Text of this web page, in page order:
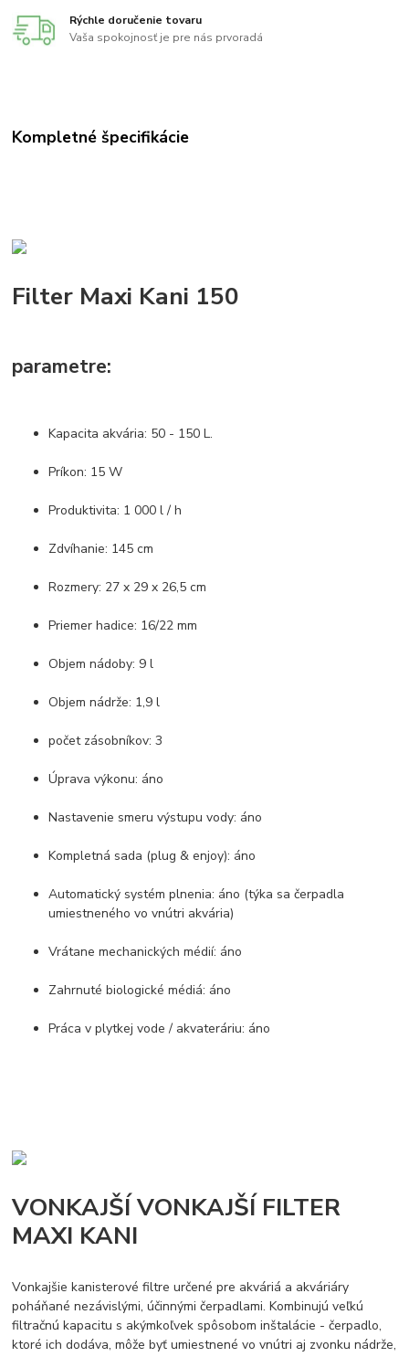
Rýchle doručenie tovaru
Vaša spokojnosť je pre nás prvoradá
Kompletné špecifikácie
Filter Maxi Kani 150
parametre:
Kapacita akvária: 50 - 150 L.
Príkon: 15 W
Produktivita: 1 000 l / h
Zdvíhanie: 145 cm
Rozmery: 27 x 29 x 26,5 cm
Priemer hadice: 16/22 mm
Objem nádoby: 9 l
Objem nádrže: 1,9 l
počet zásobníkov: 3
Úprava výkonu: áno
Nastavenie smeru výstupu vody: áno
Kompletná sada (plug & enjoy): áno
Automatický systém plnenia: áno (týka sa čerpadla
umiestneného vo vnútri akvária)
Vrátane mechanických médií: áno
Zahrnuté biologické médiá: áno
Práca v plytkej vode / akvateráriu: áno
VONKAJŠÍ VONKAJŠÍ FILTER
MAXI KANI
Vonkajšie kanisterové filtre určené pre akváriá a akváriáry
poháňané nezávislými, účinnými čerpadlami. Kombinujú veľkú
filtračnú kapacitu s akýmkoľvek spôsobom inštalácie - čerpadlo,
ktoré ich dodáva, môže byť umiestnené vo vnútri aj zvonku nádrže,